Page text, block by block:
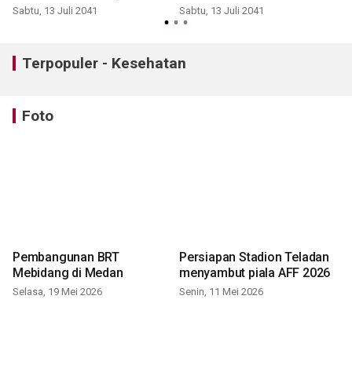
Sabtu, 13 Juli 2041 Sabtu, 13 Juli 2041
Terpopuler - Kesehatan
Foto
Pembangunan BRT
Mebidang di Medan
Selasa, 19 Mei 2026
Persiapan Stadion Teladan
menyambut piala AFF 2026
Senin, 11 Mei 2026